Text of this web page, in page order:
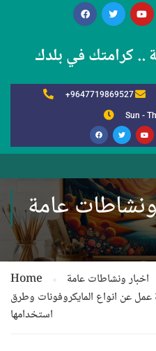
.. كرامتك في بلدك
+9647719869527
Sun -
عامة
Home
اخبار ونشاطات عامة
عمل عن انواع المايكروفونات وطرق
استخدامها